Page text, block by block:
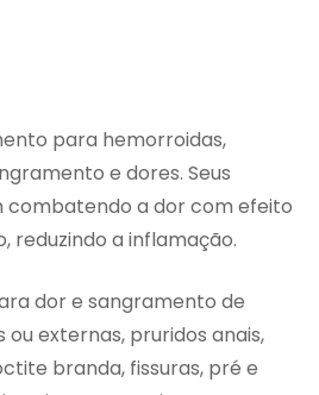
para hemorroidas,
e dores. Seus
a dor com efeito
reduzindo a inflamação.
dor e sangramento de
externas, pruridos anais,
branda, fissuras, pré e